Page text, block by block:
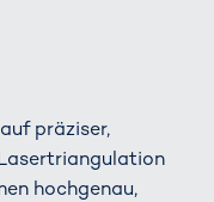
präziser,
hochgenau,